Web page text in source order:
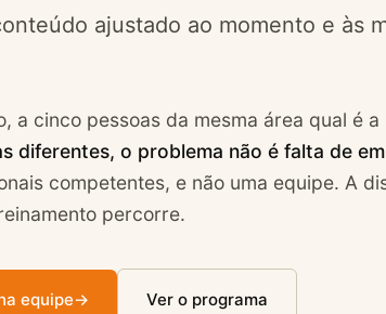
ajustado ao momento e às
a cinco pessoas da mesma área qual é
diferentes, o problema não é falta de
competentes, e não uma equipe. A
percorre.
equipe→ Ver o programa